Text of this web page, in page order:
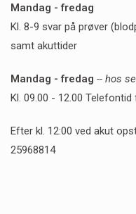
Mandag - fredag
Kl. 8-9 svar på prøver
samt akuttider
Mandag - fredag -- hos
Kl. 09.00 - 12.00
Efter kl. 12:00 ved akut
25968814